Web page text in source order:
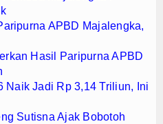
APBD Majalengka,
Hasil Paripurna APBD
Naik Jadi Rp 3,14 Triliun, Ini
Sutisna Ajak Bobotoh